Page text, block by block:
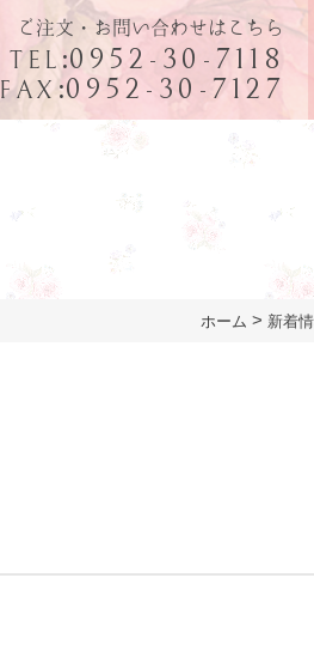
ご注文・お問い合わせはこちら
TEL :0952-30-7118
FAX :0952-30-7127
ホーム > 新着